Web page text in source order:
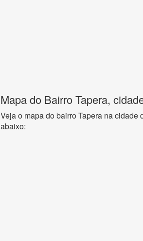
Mapa do Bairro Tapera,
Veja o mapa do bairro Tapera na cidade
abaixo: